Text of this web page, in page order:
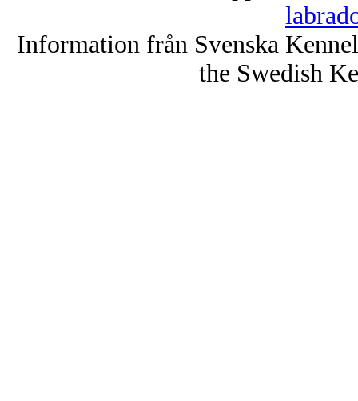
Information från Svenska
the Swedish